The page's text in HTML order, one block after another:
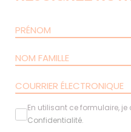
En utilisant ce formulaire,
Confidentialité.